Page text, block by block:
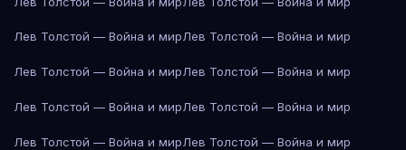
Лев Толстой — Война и мирЛев Толстой — Война и мир
Лев Толстой — Война и мирЛев Толстой — Война и мир
Лев Толстой — Война и мирЛев Толстой — Война и мир
Лев Толстой — Война и мирЛев Толстой — Война и мир